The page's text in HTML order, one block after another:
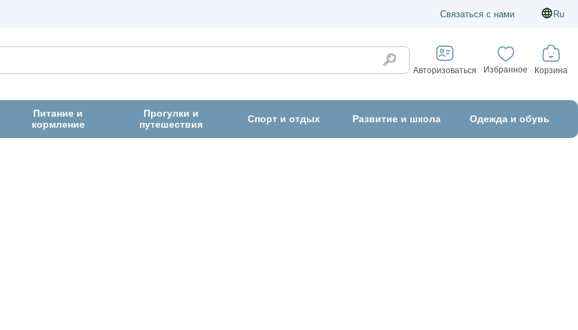
Связаться с нами Ru
Авторизоваться Избранное Корзина
Питание и
кормление
Прогулки и
путешествия
Спорт и отдых Развитие и школа Одежда и обувь